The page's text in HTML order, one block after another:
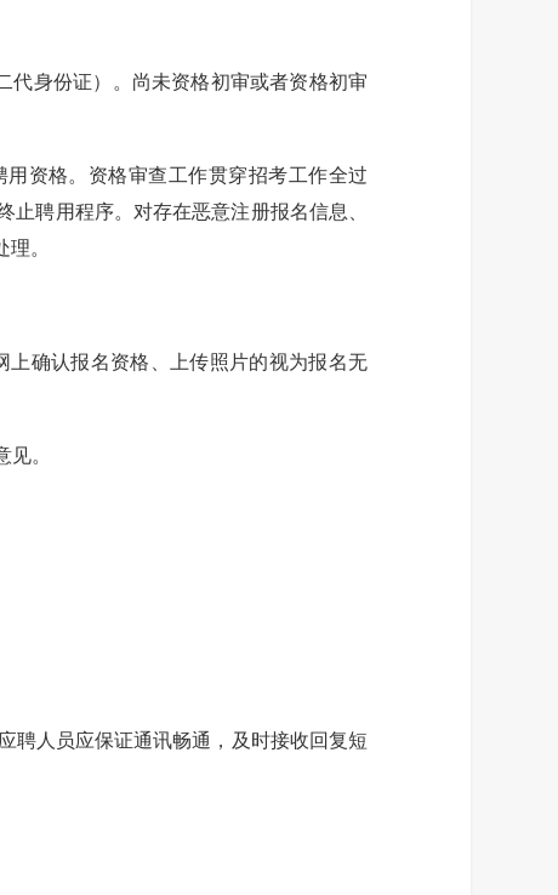
身份证）。尚未资格初审或者资格初审
资格。资格审查工作贯穿招考工作全过
聘用程序。对存在恶意注册报名信息、
。
确认报名资格、上传照片的视为报名无
。
人员应保证通讯畅通，及时接收回复短